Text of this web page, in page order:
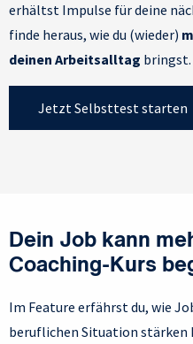
erhältst Impulse für deine
finde heraus, wie du (wieder)
deinen Arbeitsalltag bringst.
Jetzt Selbsttest starten
Dein Job kann
Coaching-Kurs
Im Feature erfährst du, wie
beruflichen Situation stärken